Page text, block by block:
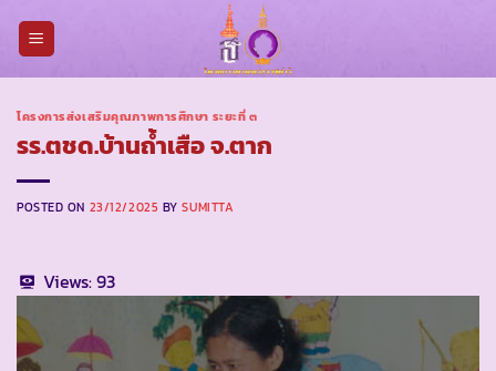
โครงการส่งเสริมคุณภาพการศึกษา ระยะที่ ๓
รร.ตชด.บ้านถ้ำเสือ จ.ตาก
POSTED ON 23/12/2025 BYSUMITTA
Views:93